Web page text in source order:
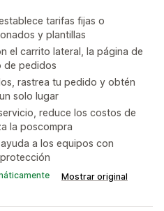
tarifas fijas o
y plantillas
el carrito lateral, la página de
de pedidos
rastrea tu pedido y obtén
solo lugar
reduce los costos de
la poscompra
a los equipos con
Mostrar original